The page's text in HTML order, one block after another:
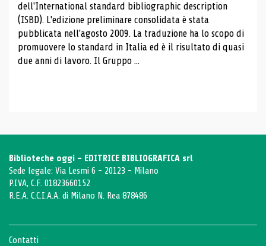
dell'International standard bibliographic description
(ISBD). L'edizione preliminare consolidata è stata
pubblicata nell'agosto 2009. La traduzione ha lo scopo di
promuovere lo standard in Italia ed è il risultato di quasi
due anni di lavoro. Il Gruppo ...
Biblioteche oggi - EDITRICE BIBLIOGRAFICA srl
Sede legale: Via Lesmi 6 - 20123 - Milano
P.IVA, C.F. 01823660152
R.E.A. C.C.I.A.A. di Milano N. Rea 878486
Contatti